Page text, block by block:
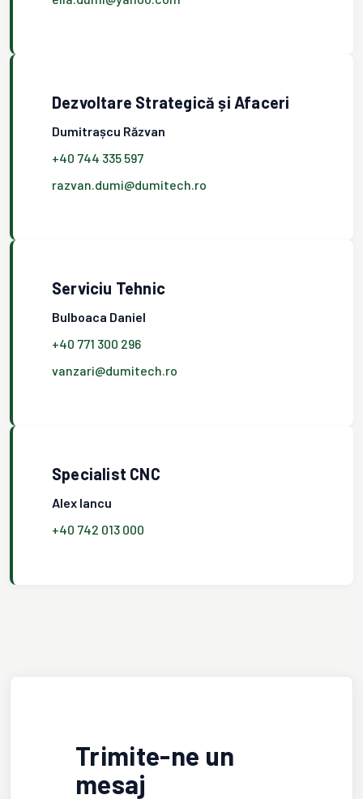
Dezvoltare Strategică și Afaceri
Dumitrașcu Răzvan
+40 744 335 597
razvan.dumi@dumitech.ro
Serviciu Tehnic
Bulboaca Daniel
+40 771 300 296
vanzari@dumitech.ro
Specialist CNC
Alex Iancu
+40 742 013 000
Trimite-ne un
mesaj